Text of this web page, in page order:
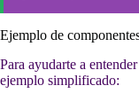
Ejemplo de
Para ayudarte a
ejemplo simplificado: